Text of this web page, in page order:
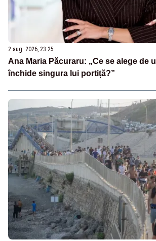
2 aug. 2026, 23:25
Ana Maria Păcuraru: „Ce se alege de
închide singura lui portiță?”